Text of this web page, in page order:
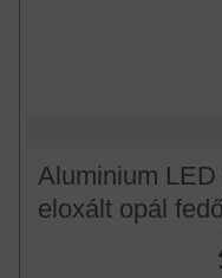
Aluminium
eloxált opál